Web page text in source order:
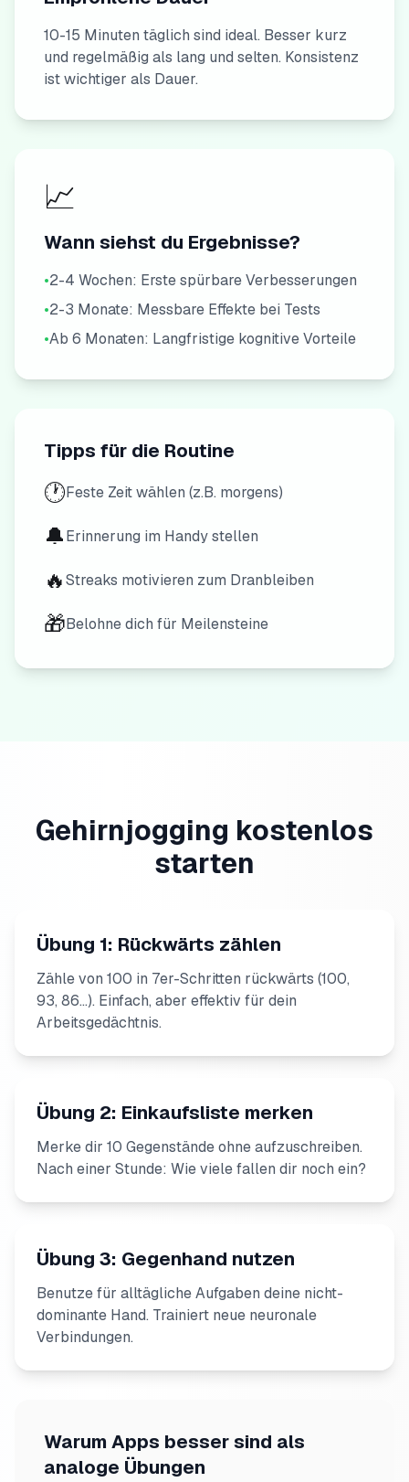
10-15 Minuten täglich sind ideal. Besser kurz
und regelmäßig als lang und selten. Konsistenz
ist wichtiger als Dauer.
📈
Wann siehst du Ergebnisse?
•2-4 Wochen: Erste spürbare Verbesserungen
•2-3 Monate: Messbare Effekte bei Tests
•Ab 6 Monaten: Langfristige kognitive Vorteile
Tipps für die Routine
🕐Feste Zeit wählen (z.B. morgens)
🔔Erinnerung im Handy stellen
🔥Streaks motivieren zum Dranbleiben
🎁Belohne dich für Meilensteine
Gehirnjogging kostenlos
starten
Übung 1: Rückwärts zählen
Zähle von 100 in 7er-Schritten rückwärts (100,
93, 86...). Einfach, aber effektiv für dein
Arbeitsgedächtnis.
Übung 2: Einkaufsliste merken
Merke dir 10 Gegenstände ohne aufzuschreiben.
Nach einer Stunde: Wie viele fallen dir noch ein?
Übung 3: Gegenhand nutzen
Benutze für alltägliche Aufgaben deine nicht-
dominante Hand. Trainiert neue neuronale
Verbindungen.
Warum Apps besser sind als
analoge Übungen